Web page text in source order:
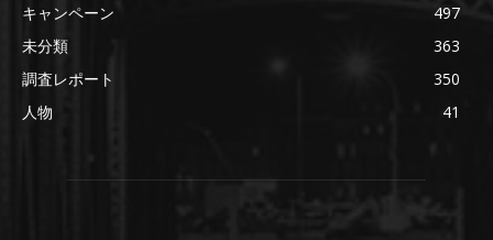
キャンペーン
497
未分類
363
調査レポート
350
人物
41